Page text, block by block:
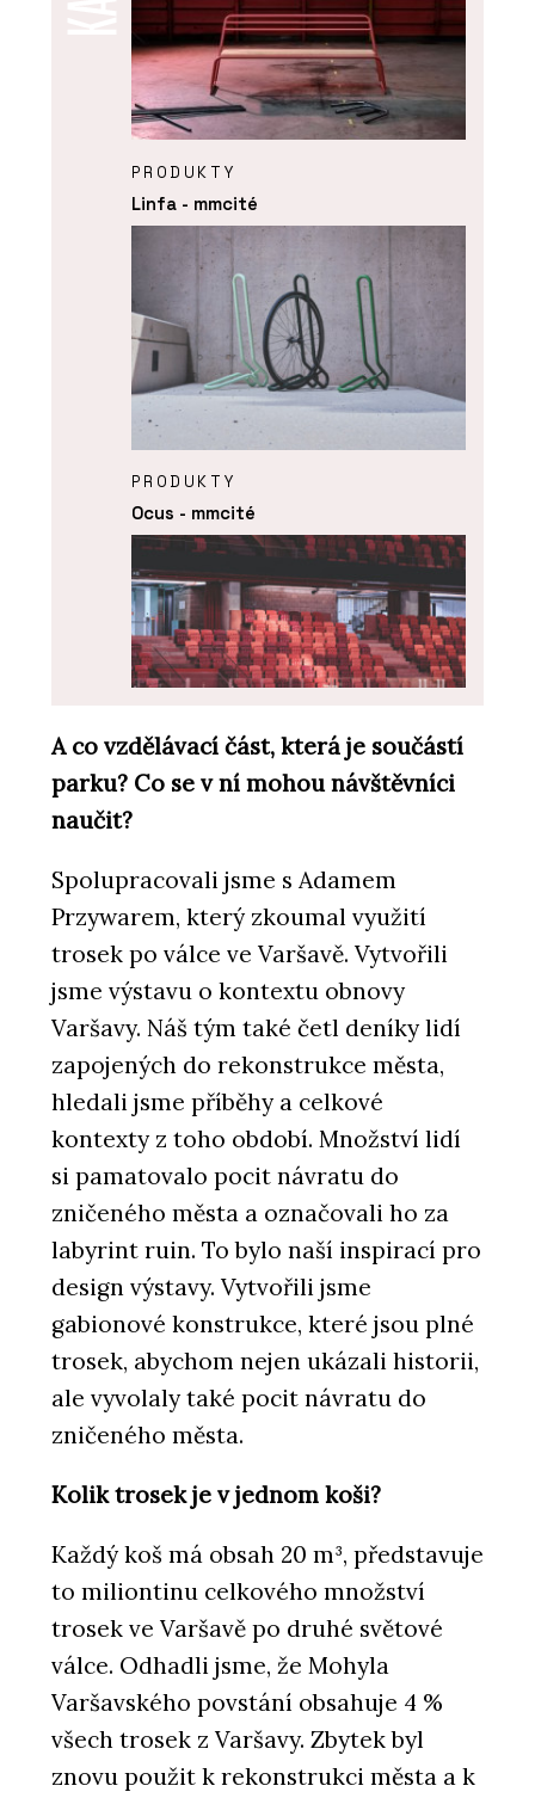
PRODUKTY
Linfa - mmcité
PRODUKTY
Ocus - mmcité
PRODUKTY
Highlands - mmcité
PRODUKTY
Morse Dot - mmcité
PRODUKTY
Platform - mmcité
O FIRMĚ
mmcité
A co vzdělávací část, která je součástí
parku? Co se v ní mohou návštěvníci
naučit?
Spolupracovali jsme s Adamem
Przywarem, který zkoumal využití
trosek po válce ve Varšavě. Vytvořili
jsme výstavu o kontextu obnovy
Varšavy. Náš tým také četl deníky lidí
zapojených do rekonstrukce města,
hledali jsme příběhy a celkové
kontexty z toho období. Množství lidí
si pamatovalo pocit návratu do
zničeného města a označovali ho za
labyrint ruin. To bylo naší inspirací pro
design výstavy. Vytvořili jsme
gabionové konstrukce, které jsou plné
trosek, abychom nejen ukázali historii,
ale vyvolaly také pocit návratu do
zničeného města.
Kolik trosek je v jednom koši?
Každý koš má obsah 20 m³, představuje
to miliontinu celkového množství
trosek ve Varšavě po druhé světové
válce. Odhadli jsme, že Mohyla
Varšavského povstání obsahuje 4 %
všech trosek z Varšavy. Zbytek byl
znovu použit k rekonstrukci města a k